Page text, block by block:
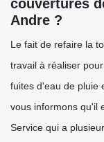
couvertures
Andre ?
Le fait de refaire la
travail à réaliser
fuites d'eau de pluie
vous informons qu'il
Service qui a